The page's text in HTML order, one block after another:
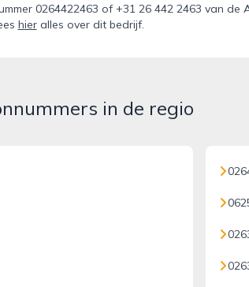
0264422463 of +31 26 442 2463 van de
hieralles over dit bedrijf.
in de regio